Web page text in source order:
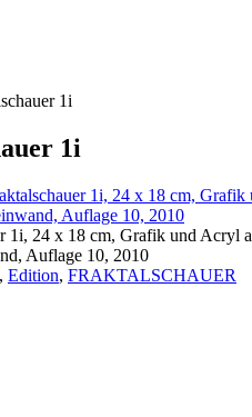
1i
1i
1i, 24 x 18 cm, Grafik und Acryl
Auflage 10, 2010
, Edition, FRAKTALSCHAUER